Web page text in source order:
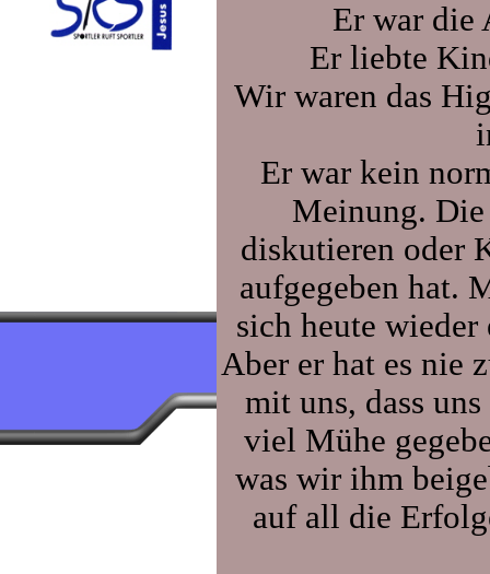
Er war die
Er liebte
Wir waren das
Er war kein
Meinung. Die
diskutieren oder
aufgegeben hat.
sich heute
Aber er hat es nie
mit uns, dass
viel Mühe
was wir ihm
auf all die